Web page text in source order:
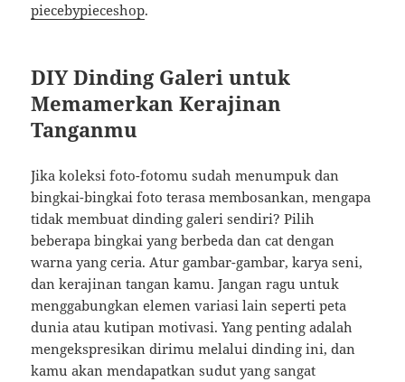
piecebypieceshop.
DIY Dinding Galeri untuk
Memamerkan Kerajinan
Tanganmu
Jika koleksi foto-fotomu sudah menumpuk dan
bingkai-bingkai foto terasa membosankan, mengapa
tidak membuat dinding galeri sendiri? Pilih
beberapa bingkai yang berbeda dan cat dengan
warna yang ceria. Atur gambar-gambar, karya seni,
dan kerajinan tangan kamu. Jangan ragu untuk
menggabungkan elemen variasi lain seperti peta
dunia atau kutipan motivasi. Yang penting adalah
mengekspresikan dirimu melalui dinding ini, dan
kamu akan mendapatkan sudut yang sangat